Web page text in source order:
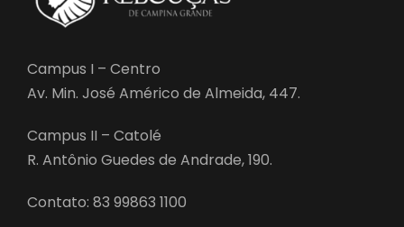
Campus I – Centro
Av. Min. José Américo de Almeida, 447.
Campus II – Catolé
R. Antônio Guedes de Andrade, 190.
Contato: 83 99863 1100